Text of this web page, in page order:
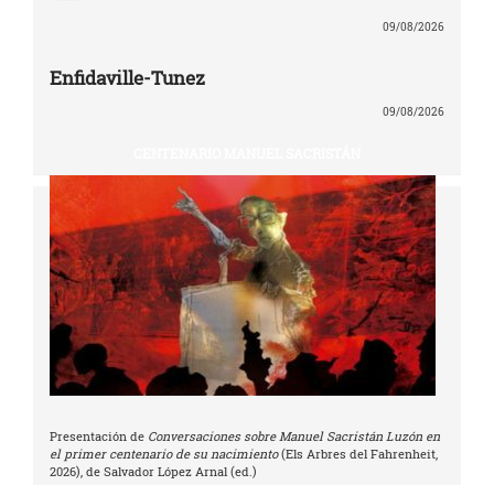
09/08/2026
Enfidaville-Tunez
09/08/2026
Presentación de Conversaciones sobre Manuel Sacristán Luzón en
el primer centenario de su nacimiento(Els Arbres del Fahrenheit,
2026), de Salvador López Arnal (ed.)